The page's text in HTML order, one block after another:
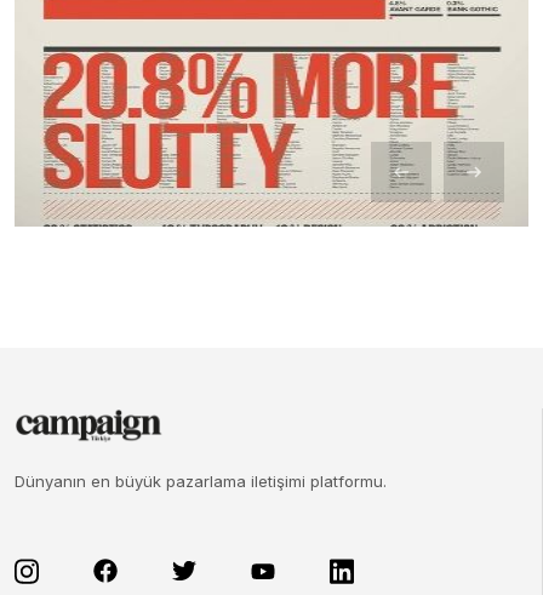
Dünyanın en büyük pazarlama iletişimi platformu.